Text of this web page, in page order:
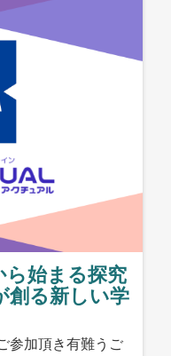
ら始まる探究
創る新しい学
参加頂き有難うご